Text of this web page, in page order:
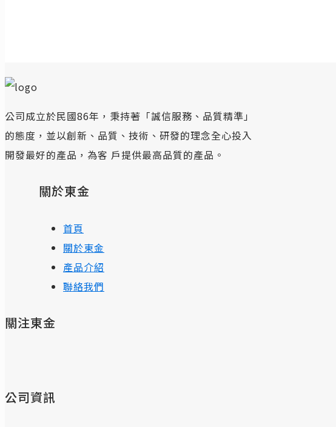
公司成立於民國86年，秉持著「誠信服務、品質精準」
的態度，並以創新、品質、技術、研發的理念全心投入
開發最好的產品，為客 戶提供最高品質的產品。
關於東金
首頁
關於東金
產品介紹
聯絡我們
關注東金
公司資訊